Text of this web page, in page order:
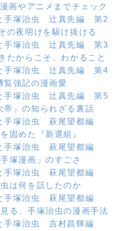
やアニメまでチェック
手塚治虫 辻真先編 第2
夜明けを駆け抜ける
手塚治虫 辻真先編 第3
からこそ、わかること
手塚治虫 辻真先編 第4
強記の漫画愛
手塚治虫 辻真先編 第5
』の知られざる裏話
手塚治虫 萩尾望都編
固めた『新選組』
手塚治虫 萩尾望都編
塚漫画」のすごさ
手塚治虫 萩尾望都編
は何を話したのか
手塚治虫 萩尾望都編
る、手塚治虫の漫画手法
手塚治虫 吉村昌輝編